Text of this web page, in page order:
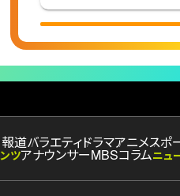
報道バラエティドラマアニメスポ
ツアナウンサーMBSコラムニュ